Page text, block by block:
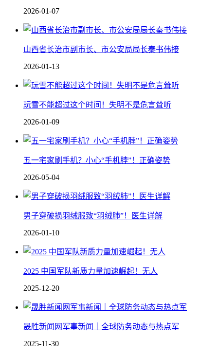
2026-01-07
山西省长治市副市长、市公安局局长秦书伟接
2026-01-13
玩雪不能超过这个时间！失明不是危言耸听
2026-01-09
五一宅家刷手机？小心“手机脖”！正确姿势
2026-05-04
男子穿破损羽绒服致“羽绒肺”！医生详解
2026-01-10
2025 中国军队新质力量加速崛起！无人
2025-12-20
晟胜新闻网军事新闻｜全球防务动态与热点军
2025-11-30